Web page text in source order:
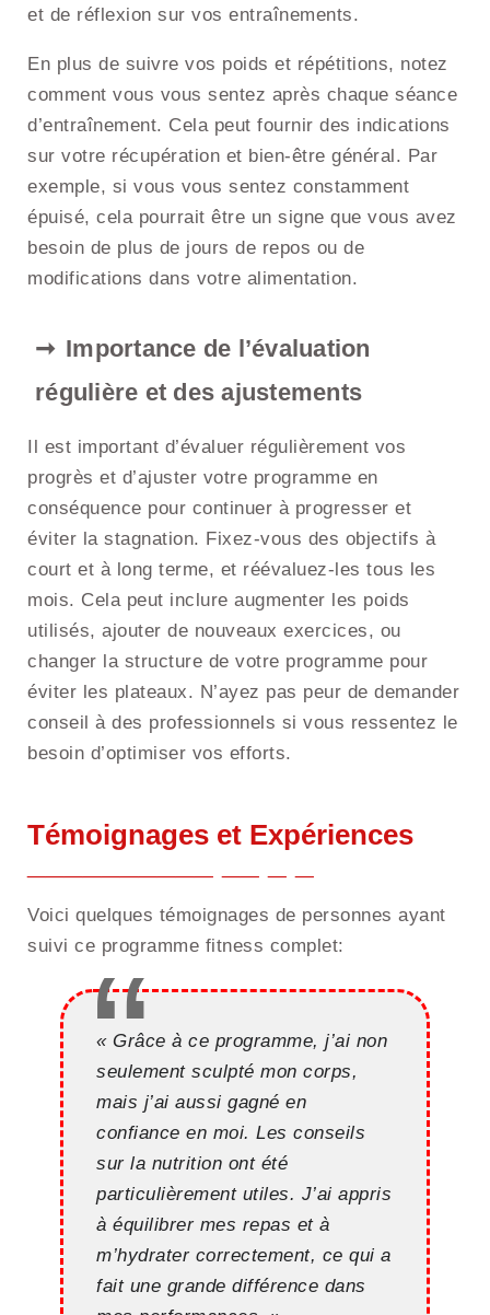
et de réflexion sur vos entraînements.
En plus de suivre vos poids et répétitions, notez
comment vous vous sentez après chaque séance
d’entraînement. Cela peut fournir des indications
sur votre récupération et bien-être général. Par
exemple, si vous vous sentez constamment
épuisé, cela pourrait être un signe que vous avez
besoin de plus de jours de repos ou de
modifications dans votre alimentation.
Importance de l’évaluation
régulière et des ajustements
Il est important d’évaluer régulièrement vos
progrès et d’ajuster votre programme en
conséquence pour continuer à progresser et
éviter la stagnation. Fixez-vous des objectifs à
court et à long terme, et réévaluez-les tous les
mois. Cela peut inclure augmenter les poids
utilisés, ajouter de nouveaux exercices, ou
changer la structure de votre programme pour
éviter les plateaux. N’ayez pas peur de demander
conseil à des professionnels si vous ressentez le
besoin d’optimiser vos efforts.
Témoignages et Expériences
Voici quelques témoignages de personnes ayant
suivi ce programme fitness complet:
« Grâce à ce programme, j’ai non
seulement sculpté mon corps,
mais j’ai aussi gagné en
confiance en moi. Les conseils
sur la nutrition ont été
particulièrement utiles. J’ai appris
à équilibrer mes repas et à
m’hydrater correctement, ce qui a
fait une grande différence dans